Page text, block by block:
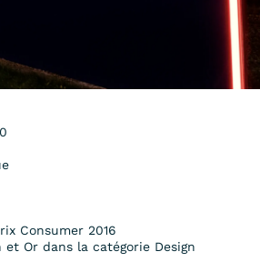
Consumer 2016
et Or dans la catégorie Design